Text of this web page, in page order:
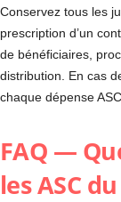
Conservez tous les
prescription d’un
de bénéficiaires,
distribution. En cas
chaque dépense
FAQ —
les ASC du